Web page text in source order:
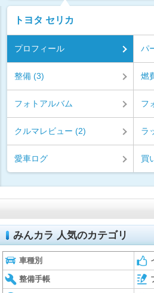
トヨタ セリカ
プロフィール パ
整備 (3) 燃
フォトアルバム フ
クルマレビュー (2) ラ
愛車ログ 買
みんカラ 人気のカテゴリ
車種別
整備手帳